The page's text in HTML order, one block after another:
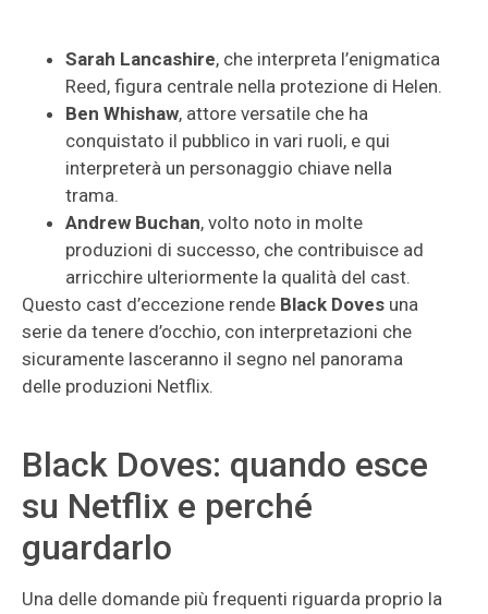
Sarah Lancashire, che interpreta l’enigmatica
Reed, figura centrale nella protezione di Helen.
Ben Whishaw, attore versatile che ha
conquistato il pubblico in vari ruoli, e qui
interpreterà un personaggio chiave nella
trama.
Andrew Buchan, volto noto in molte
produzioni di successo, che contribuisce ad
arricchire ulteriormente la qualità del cast.
Questo cast d’eccezione rende Black Doves una
serie da tenere d’occhio, con interpretazioni che
sicuramente lasceranno il segno nel panorama
delle produzioni Netflix.
Black Doves: quando esce
su Netflix e perché
guardarlo
Una delle domande più frequenti riguarda proprio la